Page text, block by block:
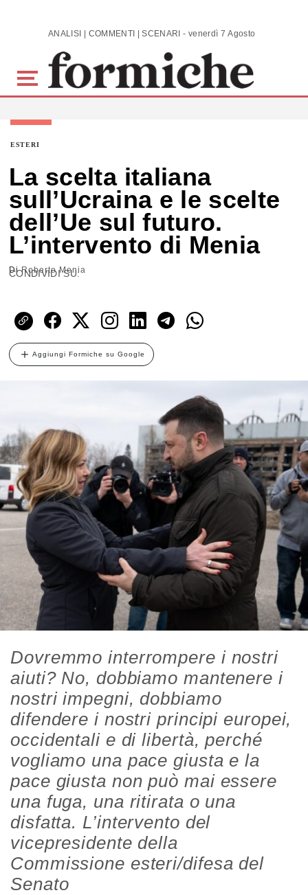
Skip to main content ANALISI | COMMENTI | SCENARI - venerdì 7 Agosto 2026
ESTERI
La scelta italiana
sull’Ucraina e le scelte
dell’Ue sul futuro.
L’intervento di Menia
DiRoberto Menia
CONDIVIDI SU:
Aggiungi Formiche su Google
Dovremmo interrompere i nostri
aiuti? No, dobbiamo mantenere i
nostri impegni, dobbiamo
difendere i nostri principi europei,
occidentali e di libertà, perché
vogliamo una pace giusta e la
pace giusta non può mai essere
una fuga, una ritirata o una
disfatta. L’intervento del
vicepresidente della
Commissione esteri/difesa del
Senato